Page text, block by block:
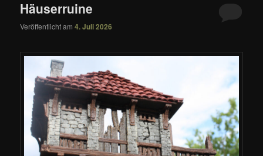
Häuserruine
Veröffentlicht am4. Juli 2026